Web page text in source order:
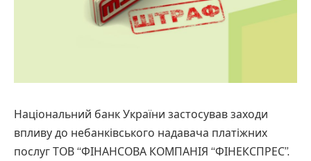
Національний банк України застосував заходи
впливу до небанківського надавача платіжних
послуг ТОВ “ФІНАНСОВА КОМПАНІЯ “ФІНЕКСПРЕС”.